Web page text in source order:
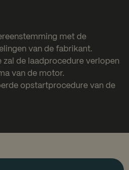
met de
van de fabrikant.
zal de laadprocedure verlopen
van de motor.
opstartprocedure van de